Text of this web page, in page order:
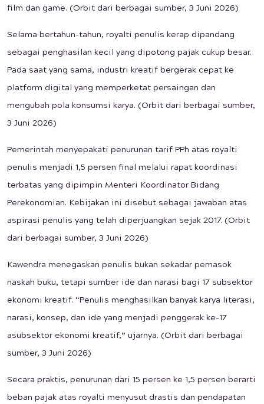
film dan game. (Orbit dari berbagai sumber, 3 Juni 2026)
Selama bertahun-tahun, royalti penulis kerap dipandang
sebagai penghasilan kecil yang dipotong pajak cukup besar.
Pada saat yang sama, industri kreatif bergerak cepat ke
platform digital yang memperketat persaingan dan
mengubah pola konsumsi karya. (Orbit dari berbagai sumber,
3 Juni 2026)
Pemerintah menyepakati penurunan tarif PPh atas royalti
penulis menjadi 1,5 persen final melalui rapat koordinasi
terbatas yang dipimpin Menteri Koordinator Bidang
Perekonomian. Kebijakan ini disebut sebagai jawaban atas
aspirasi penulis yang telah diperjuangkan sejak 2017. (Orbit
dari berbagai sumber, 3 Juni 2026)
Kawendra menegaskan penulis bukan sekadar pemasok
naskah buku, tetapi sumber ide dan narasi bagi 17 subsektor
ekonomi kreatif. “Penulis menghasilkan banyak karya literasi,
narasi, konsep, dan ide yang menjadi penggerak ke-17
asubsektor ekonomi kreatif,” ujarnya. (Orbit dari berbagai
sumber, 3 Juni 2026)
Secara praktis, penurunan dari 15 persen ke 1,5 persen berarti
beban pajak atas royalti menyusut drastis dan pendapatan